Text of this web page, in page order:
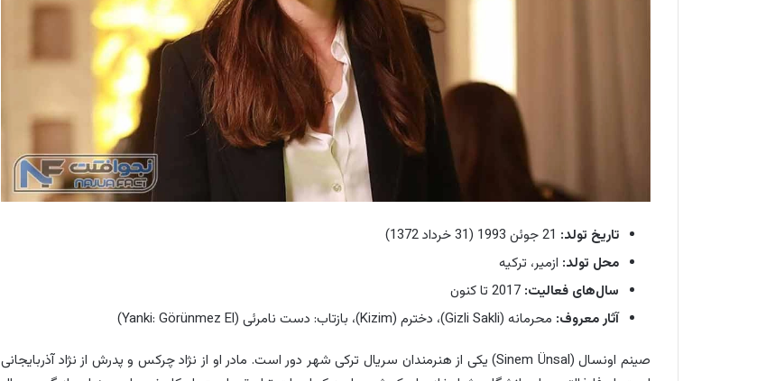
تاریخ تولد:
محل تولد: ازمیر، ترکیه
سال‌های فعالیت:
آثار معروف: محرمانه (Gizli Sakli)، دخترم (Kizim)، بازتاب: دست نامرئی (Yanki: Görünmez El)
صینم اونسال (Sinem Ünsal) یکی از هنرمندان سریال ترکی شهر دور است. مادر او از نژاد چرکس و پدرش از نژاد آذربایجانی